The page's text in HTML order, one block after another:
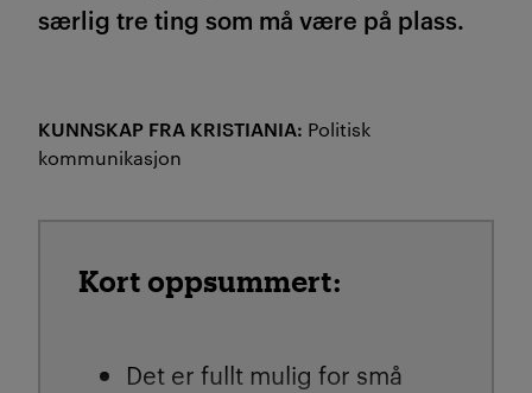
særlig tre ting som må være på plass.
KUNNSKAP FRA KRISTIANIA: Politisk
kommunikasjon
Kort oppsummert:
Det er fullt mulig for små